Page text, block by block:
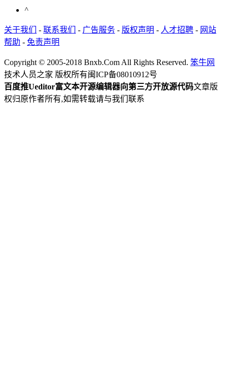
^
关于我们 - 联系我们 - 广告服务 - 版权声明 - 人才招聘 - 网站
帮助 - 免责声明
Copyright © 2005-2018 Bnxb.Com All Rights Reserved. 笨牛网
技术人员之家 版权所有闽ICP备08010912号
百度推Ueditor富文本开源编辑器向第三方开放源代码文章版
权归原作者所有,如需转载请与我们联系